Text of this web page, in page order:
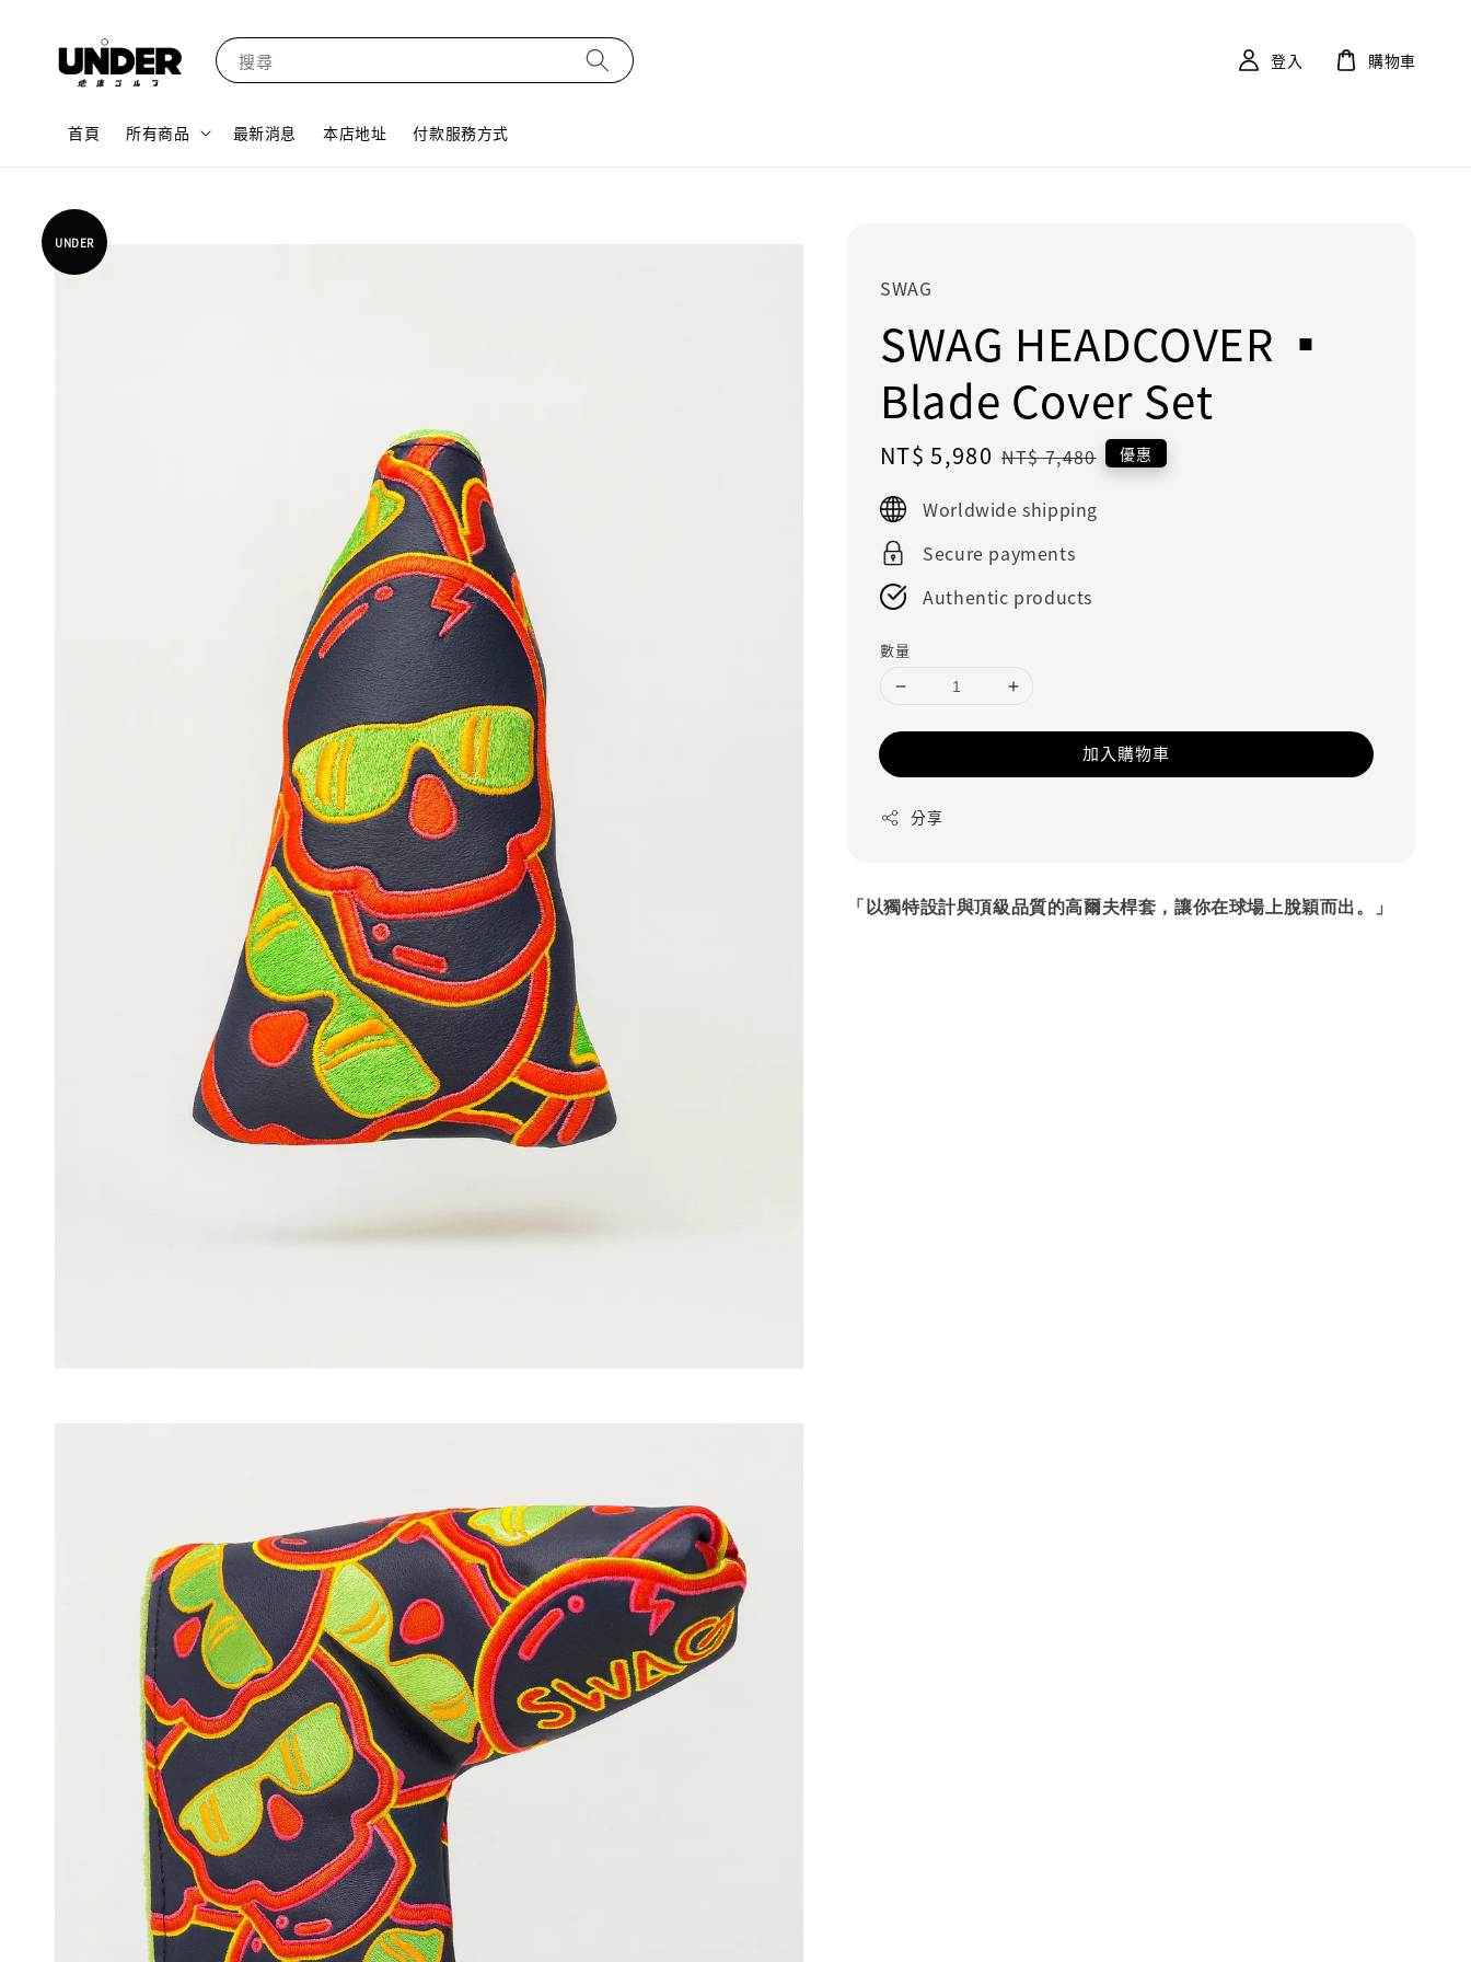
搜尋
首頁 所有商品 最新消息 本店地址 付款服務方式
登入 購物車
UNDER
SWAG
SWAG HEADCOVER ▪︎
Blade Cover Set
Sale
price
NT$ 5,980 Regular
NT$ 7,480 優惠
Worldwide shipping
Secure payments
Authentic products
數量
加入購物車
分享
「以獨特設計與頂級品質的高爾夫桿套，讓你在球場上脫穎而出。」